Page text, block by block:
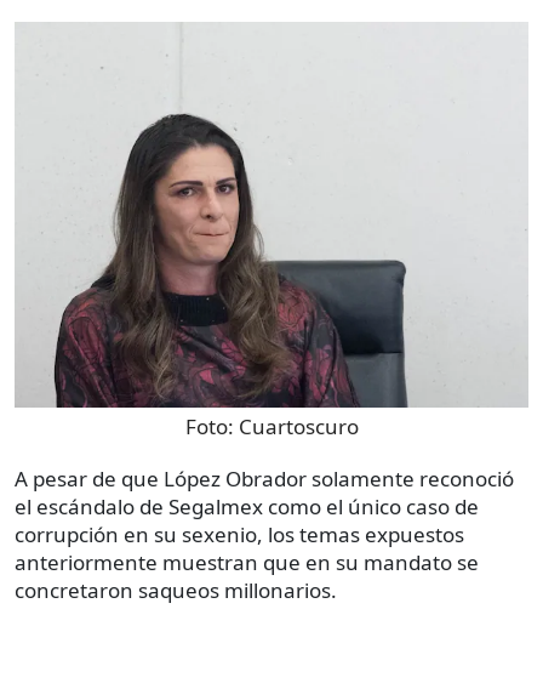
Foto: Cuartoscuro
A pesar de que López Obrador solamente reconoció
el escándalo de Segalmex como el único caso de
corrupción en su sexenio, los temas expuestos
anteriormente muestran que en su mandato se
concretaron saqueos millonarios.